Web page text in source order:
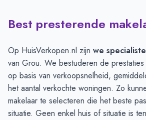
Verkoopprijzen in andere plaatsen per
Plaats
Warten
€ 4.383
Akkrum
€ 4.145
Grou
€ 3.752
Sneek
€ 3.629
Leeuwarden
€ 3.409
Jirnsum
€ 3.152
Best presterende
Op HuisVerkopen.nl zijn we
van Grou. We bestuderen de prestaties
op basis van verkoopsnelheid,
het aantal verkochte woningen. Zo
makelaar te selecteren die het beste
situatie. Geen enkel huis of situatie is